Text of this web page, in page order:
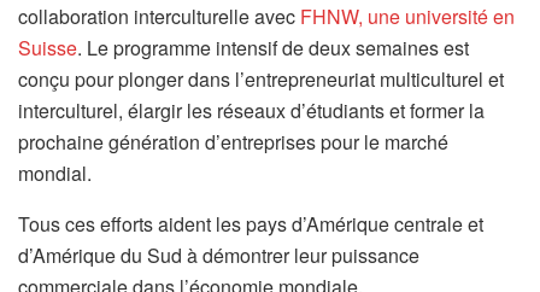
collaboration interculturelle avec FHNW, une université en
Suisse. Le programme intensif de deux semaines est
conçu pour plonger dans l’entrepreneuriat multiculturel et
interculturel, élargir les réseaux d’étudiants et former la
prochaine génération d’entreprises pour le marché
mondial.
Tous ces efforts aident les pays d’Amérique centrale et
d’Amérique du Sud à démontrer leur puissance
commerciale dans l’économie mondiale.